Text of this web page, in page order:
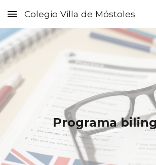
Skip to main content
Colegio Villa de Móstoles
Programa